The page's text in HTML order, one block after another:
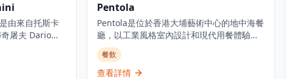
由來自托斯卡
屠夫 Dario
扒屋。這家充
廳倡導從頭到
澳洲和美國的
Pentola
Pentola是位於香港大埔藝術中心的地中海餐
廳，以工業風格室內設計和現代用餐體驗而
聞名。餐廳以「Fun to Eat」概念經營，提
供意大利和地中海料理，包括燉飯、意大利
麵和季節性特色菜。憑藉現代氛圍和經典風
餐飲
查看詳情